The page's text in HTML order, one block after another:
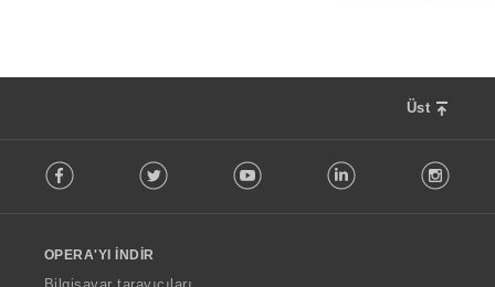
Üst
o
w
O
Facebook Twitter Youtube LinkedIn
OPERA'YI İNDIR